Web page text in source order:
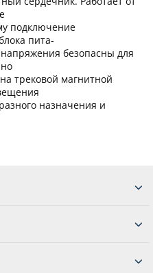
подключение
пита-
безопасны для
трековой магнитной
назначения и